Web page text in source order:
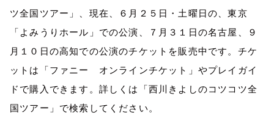
ツ全国ツアー」、現在、６月２５日・土曜日の、東京
「よみうりホール」での公演、７月３１日の名古屋、９
月１０日の高知での公演のチケットを販売中です。チケ
ットは「ファニー オンラインチケット」やプレイガイ
ドで購入できます。詳しくは「西川きよしのコツコツ全
国ツアー」で検索してください。